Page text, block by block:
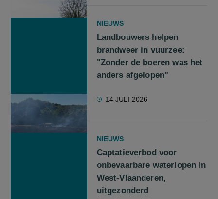
NIEUWS
Landbouwers helpen
brandweer in vuurzee:
"Zonder de boeren was het
anders afgelopen"
14 JULI 2026
NIEUWS
Captatieverbod voor
onbevaarbare waterlopen in
West-Vlaanderen,
uitgezonderd